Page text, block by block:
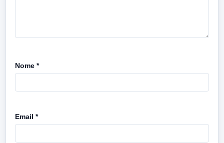
Nome *
Email *